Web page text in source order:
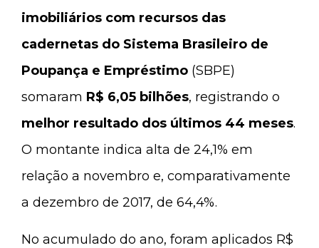
imobiliários com recursos das
cadernetas do Sistema Brasileiro de
Poupança e Empréstimo (SBPE)
somaram R$ 6,05 bilhões, registrando o
melhor resultado dos últimos 44 meses.
O montante indica alta de 24,1% em
relação a novembro e, comparativamente
a dezembro de 2017, de 64,4%.
No acumulado do ano, foram aplicados R$